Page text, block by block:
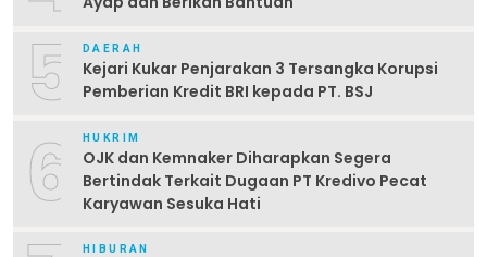
5 DAERAH
Kejari Kukar Penjarakan 3 Tersangka Korupsi
Pemberian Kredit BRI kepada PT. BSJ
6 HUKRIM
OJK dan Kemnaker Diharapkan Segera
Bertindak Terkait Dugaan PT Kredivo Pecat
Karyawan Sesuka Hati
HIBURAN